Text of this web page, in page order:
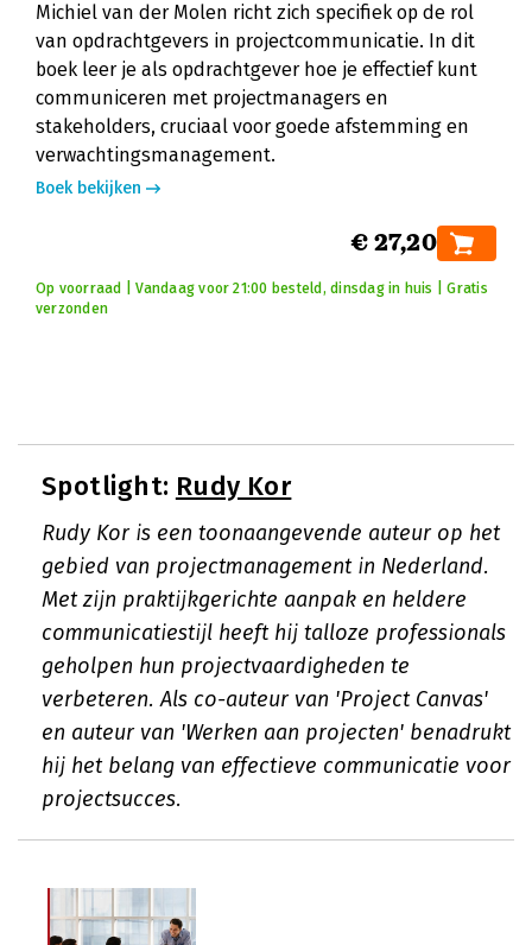
Michiel van der Molen richt zich specifiek op de rol
van opdrachtgevers in projectcommunicatie. In dit
boek leer je als opdrachtgever hoe je effectief kunt
communiceren met projectmanagers en
stakeholders, cruciaal voor goede afstemming en
verwachtingsmanagement.
Boek bekijken
€ 27,20
Op voorraad | Vandaag voor 21:00 besteld, dinsdag in huis | Gratis
verzonden
Spotlight: Rudy Kor
Rudy Kor is een toonaangevende auteur op het
gebied van projectmanagement in Nederland.
Met zijn praktijkgerichte aanpak en heldere
communicatiestijl heeft hij talloze professionals
geholpen hun projectvaardigheden te
verbeteren. Als co-auteur van 'Project Canvas'
en auteur van 'Werken aan projecten' benadrukt
hij het belang van effectieve communicatie voor
projectsucces.